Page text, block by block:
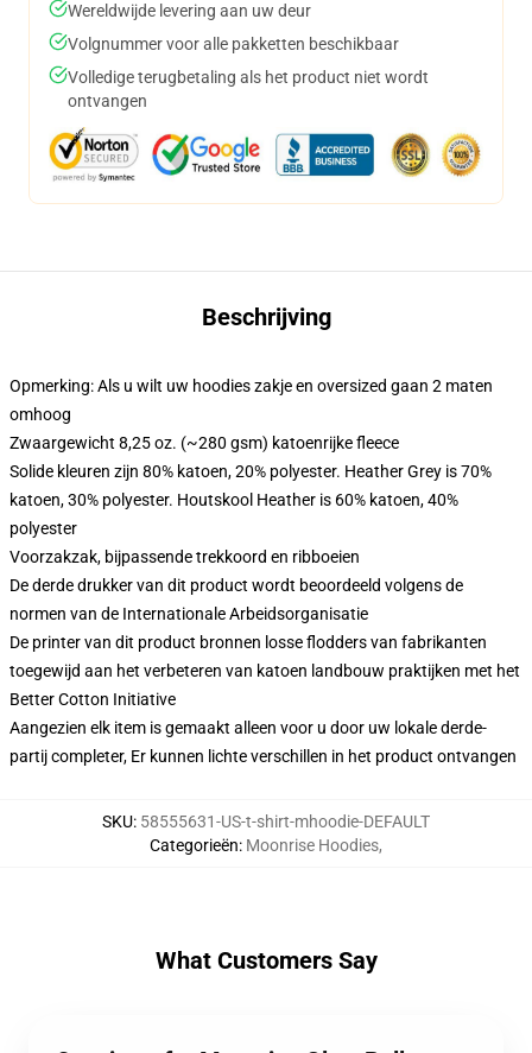
Wereldwijde levering aan uw deur
Volgnummer voor alle pakketten beschikbaar
Volledige terugbetaling als het product niet wordt
ontvangen
Beschrijving
Opmerking: Als u wilt uw hoodies zakje en oversized gaan 2 maten
omhoog
Zwaargewicht 8,25 oz. (~280 gsm) katoenrijke fleece
Solide kleuren zijn 80% katoen, 20% polyester. Heather Grey is 70%
katoen, 30% polyester. Houtskool Heather is 60% katoen, 40%
polyester
Voorzakzak, bijpassende trekkoord en ribboeien
De derde drukker van dit product wordt beoordeeld volgens de
normen van de Internationale Arbeidsorganisatie
De printer van dit product bronnen losse flodders van fabrikanten
toegewijd aan het verbeteren van katoen landbouw praktijken met het
Better Cotton Initiative
Aangezien elk item is gemaakt alleen voor u door uw lokale derde-
partij completer, Er kunnen lichte verschillen in het product ontvangen
SKU: 58555631-US-t-shirt-mhoodie-DEFAULT
Categorieën: Moonrise Hoodies,
What Customers Say